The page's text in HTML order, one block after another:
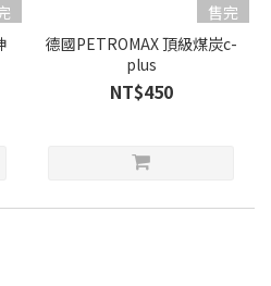
售完
德國PETROMAX 頂級煤炭c-
plus
NT$450